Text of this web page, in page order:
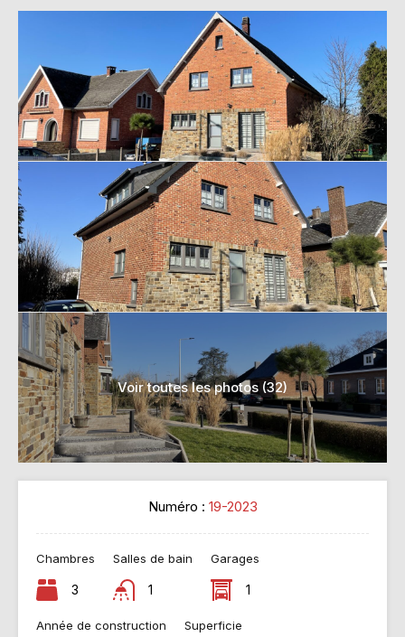
Voir toutes les photos (32)
Numéro : 19-2023
Chambres
3
Salles de bain
1
Garages
1
Année de construction Superficie